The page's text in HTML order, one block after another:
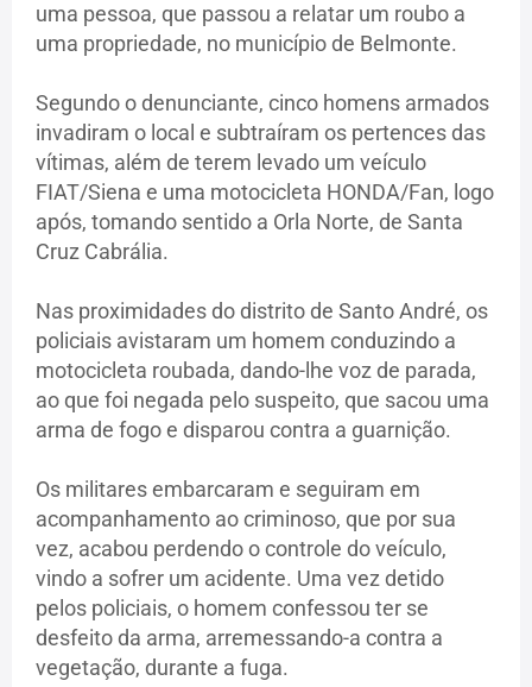
uma pessoa, que passou a relatar um roubo a
uma propriedade, no município de Belmonte.
Segundo o denunciante, cinco homens armados
invadiram o local e subtraíram os pertences das
vítimas, além de terem levado um veículo
FIAT/Siena e uma motocicleta HONDA/Fan, logo
após, tomando sentido a Orla Norte, de Santa
Cruz Cabrália.
Nas proximidades do distrito de Santo André, os
policiais avistaram um homem conduzindo a
motocicleta roubada, dando-lhe voz de parada,
ao que foi negada pelo suspeito, que sacou uma
arma de fogo e disparou contra a guarnição.
Os militares embarcaram e seguiram em
acompanhamento ao criminoso, que por sua
vez, acabou perdendo o controle do veículo,
vindo a sofrer um acidente. Uma vez detido
pelos policiais, o homem confessou ter se
desfeito da arma, arremessando-a contra a
vegetação, durante a fuga.